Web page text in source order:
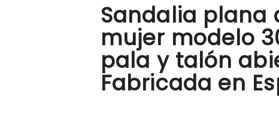
Sandalia plana
mujer modelo
pala y talón
Fabricada en